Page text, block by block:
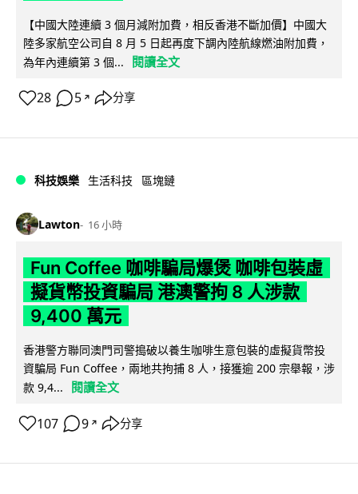
【中國大陸連續 3 個月減附加費，相反香港不斷加價】中國大
陸多家航空公司自 8 月 5 日起再度下調內陸航線燃油附加費，
為年內連續第 3 個...
閱讀全文
28 5 ↗ 分享
科技娛樂 生活科技 區塊鏈
Lawton 16 小時
Fun Coffee 咖啡騙局爆煲 咖啡包裝虛
擬貨幣投資騙局 港澳警拘 8 人涉款
9,400 萬元
香港警方聯同澳門司警搗破以養生咖啡生意包裝的虛擬貨幣投
資騙局 Fun Coffee，兩地共拘捕 8 人，接獲逾 200 宗舉報，涉
款 9,4...
閱讀全文
107 9 ↗ 分享